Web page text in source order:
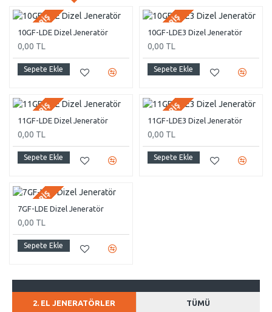
ÖN SIPARIŞ
10GF-LDE Dizel Jeneratör
0,00 TL
Sepete Ekle
ÖN SIPARIŞ
10GF-LDE3 Dizel Jeneratör
0,00 TL
Sepete Ekle
ÖN SIPARIŞ
11GF-LDE Dizel Jeneratör
0,00 TL
Sepete Ekle
ÖN SIPARIŞ
11GF-LDE3 Dizel Jeneratör
0,00 TL
Sepete Ekle
ÖN SIPARIŞ
7GF-LDE Dizel Jeneratör
0,00 TL
Sepete Ekle
2. EL JENERATÖRLER TÜMÜ